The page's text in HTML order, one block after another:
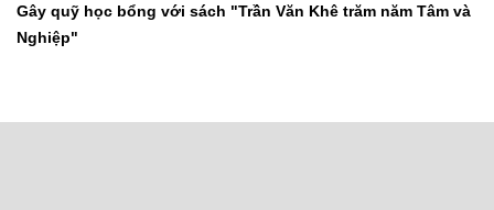
Gây quỹ học bổng với sách "Trần Văn Khê trăm năm Tâm và
Nghiệp"